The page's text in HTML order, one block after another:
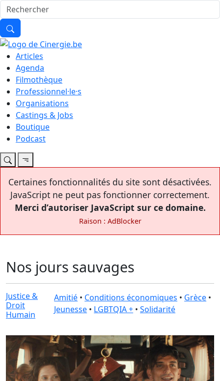
Articles
Agenda
Filmothèque
Professionnel·le·s
Organisations
Castings & Jobs
Boutique
Podcast
Certaines fonctionnalités du site sont désactivées.
JavaScript ne peut pas fonctionner correctement.
Merci d’autoriser JavaScript sur ce domaine.
Raison : AdBlocker
Nos jours sauvages
Justice &
Droit
Humain
Amitié • Conditions économiques • Grèce •
Jeunesse • LGBTQIA + •Solidarité